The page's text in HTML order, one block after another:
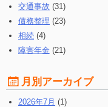
交通事故 (31)
債務整理 (23)
相続 (4)
障害年金 (21)
月別アーカイブ
2026年7月 (1)